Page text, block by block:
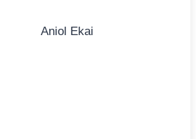
Aniol Ekai